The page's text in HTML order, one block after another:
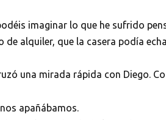
imaginar lo que he sufrido
de alquiler, que la casera podía
una mirada rápida con Diego.
apañábamos.